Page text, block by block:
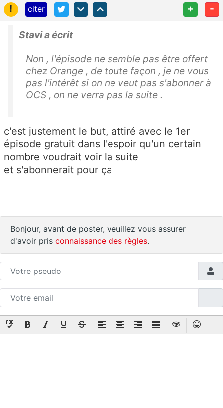
!
citer + -
Stavi a écrit
Non , l'épisode ne semble pas être offert
chez Orange , de toute façon , je ne vous
pas l'intérêt si on ne veut pas s'abonner à
OCS , on ne verra pas la suite .
c'est justement le but, attiré avec le 1er
épisode gratuit dans l'espoir qu'un certain
nombre voudrait voir la suite
et s'abonnerait pour ça
Bonjour, avant de poster, veuillez vous assurer
d'avoir pris connaissance des règles.